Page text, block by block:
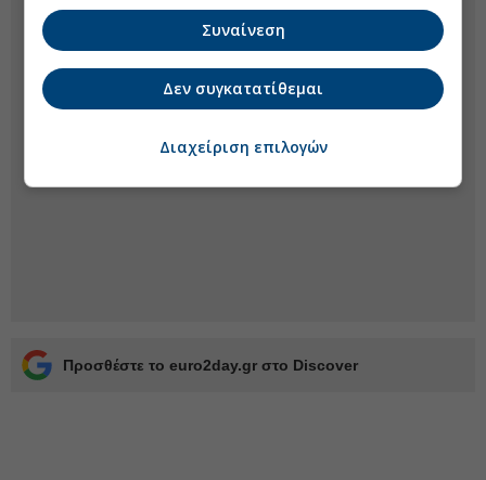
Προσθέστε το euro2day.gr στο Discover
Συναίνεση
Δεν συγκατατίθεμαι
Διαχείριση επιλογών